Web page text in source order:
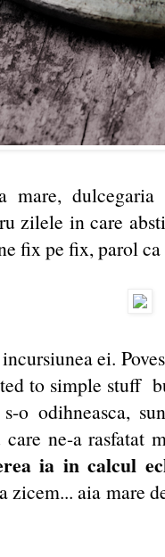
mare,
zilele in care
fix pe fix, parol
ei.
to simple stuff
o odihneasca,
care ne-a
ia in calcul
zicem... aia mare